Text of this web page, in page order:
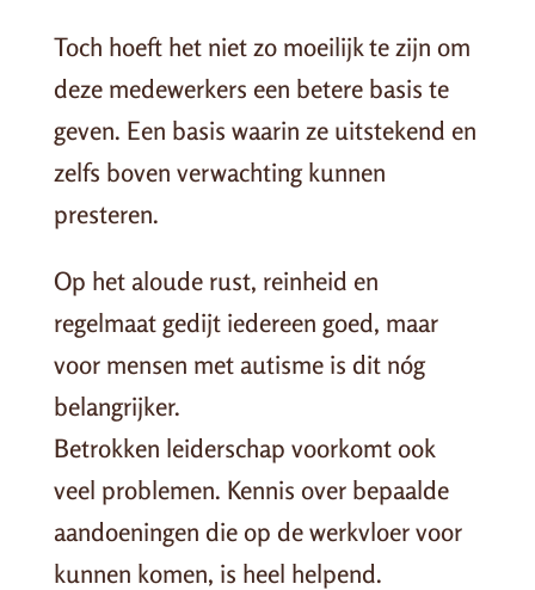
Toch hoeft het niet zo moeilijk te zijn om
deze medewerkers een betere basis te
geven. Een basis waarin ze uitstekend en
zelfs boven verwachting kunnen
presteren.
Op het aloude rust, reinheid en
regelmaat gedijt iedereen goed, maar
voor mensen met autisme is dit nóg
belangrijker.
Betrokken leiderschap voorkomt ook
veel problemen. Kennis over bepaalde
aandoeningen die op de werkvloer voor
kunnen komen, is heel helpend.